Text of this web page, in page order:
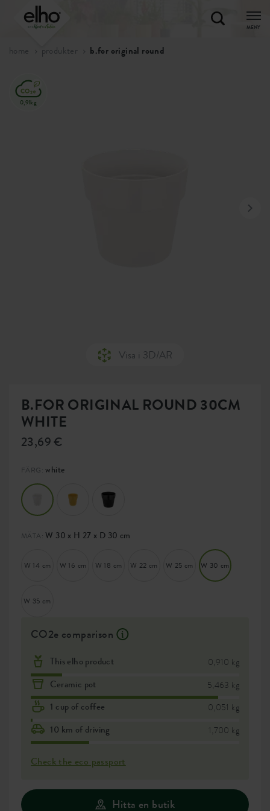
MENY
home produkter b.for original round
B.FOR ORIGINAL ROUND 30CM
WHITE
23,69 €
FÄRG: white
MÄTA: W 30 x H 27 x D 30 cm
W 14 cm W 16 cm W 18 cm W 22 cm W 25 cm W 30 cm
W 35 cm
CO2e comparison
This elho product 0,910 kg
Ceramic pot 5,463 kg
1 cup of coffee 0,051 kg
10 km of driving 1,700 kg
Check the eco passport
Hitta en butik
0,91kg
Visa i 3D/AR